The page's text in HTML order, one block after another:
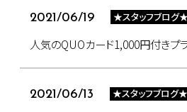
2021/06/19 ★スタッフブログ★
人気のQUOカード1,000円付きプ
2021/06/13 ★スタッフブログ★